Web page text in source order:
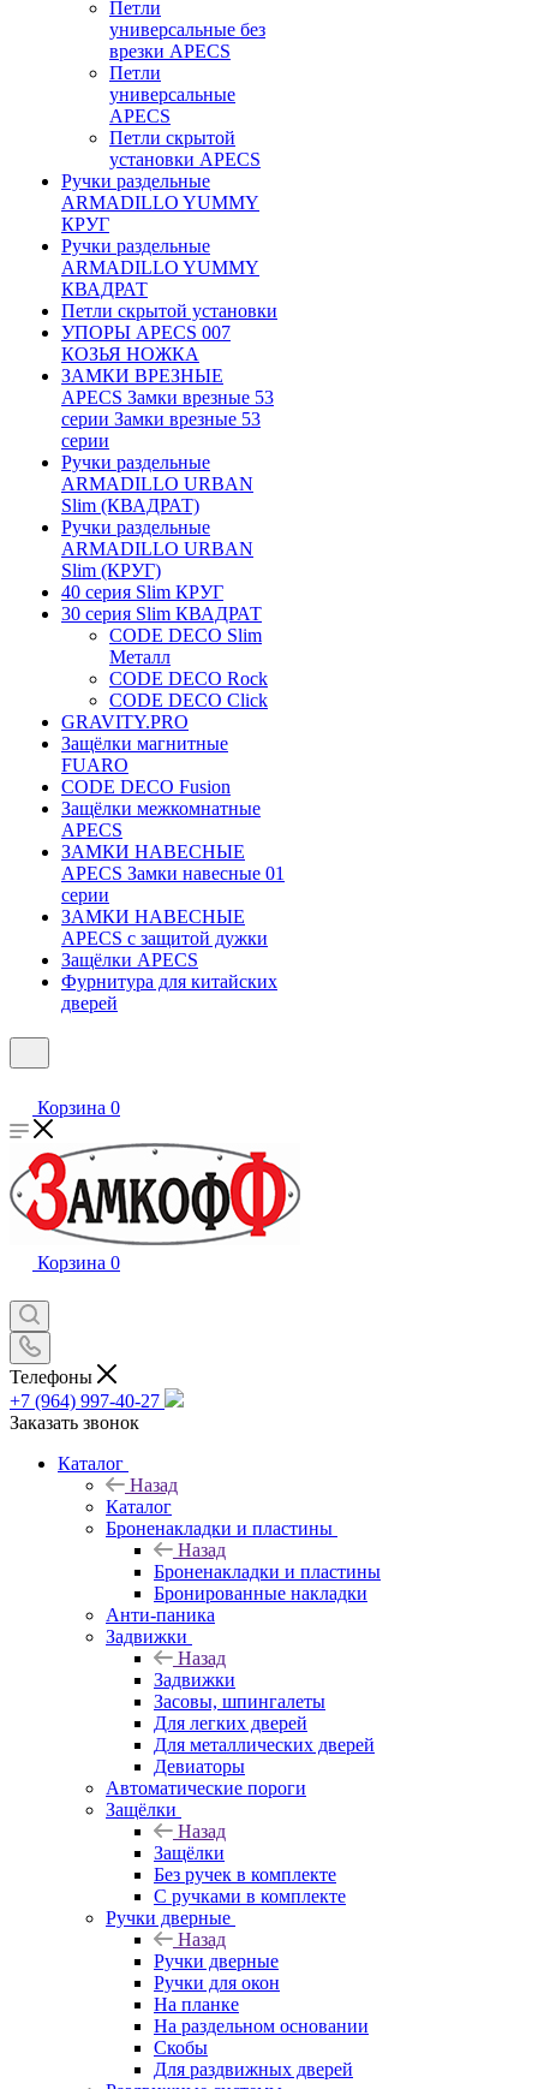
Петли
универсальные без
врезки APECS
Петли
универсальные
APECS
Петли скрытой
установки APECS
Ручки раздельные
ARMADILLO YUMMY
КРУГ
Ручки раздельные
ARMADILLO YUMMY
КВАДРАТ
Петли скрытой установки
УПОРЫ APECS 007
КОЗЬЯ НОЖКА
ЗАМКИ ВРЕЗНЫЕ
APECS Замки врезные 53
серии Замки врезные 53
серии
Ручки раздельные
ARMADILLO URBAN
Slim (КВАДРАТ)
Ручки раздельные
ARMADILLO URBAN
Slim (КРУГ)
40 серия Slim КРУГ
30 серия Slim КВАДРАТ
CODE DECO Slim
Металл
CODE DECO Rock
CODE DECO Click
GRAVITY.PRO
Защёлки магнитные
FUARO
CODE DECO Fusion
Защёлки межкомнатные
APECS
ЗАМКИ НАВЕСНЫЕ
APECS Замки навесные 01
серии
ЗАМКИ НАВЕСНЫЕ
APECS с защитой дужки
Защёлки APECS
Фурнитура для китайских
дверей
Корзина 0
Корзина 0
Телефоны
+7 (964) 997-40-27
Заказать звонок
Каталог
Назад
Каталог
Броненакладки и пластины
Назад
Броненакладки и пластины
Бронированные накладки
Анти-паника
Задвижки
Назад
Задвижки
Засовы, шпингалеты
Для легких дверей
Для металлических дверей
Девиаторы
Автоматические пороги
Защёлки
Назад
Защёлки
Без ручек в комплекте
С ручками в комплекте
Ручки дверные
Назад
Ручки дверные
Ручки для окон
На планке
На раздельном основании
Скобы
Для раздвижных дверей